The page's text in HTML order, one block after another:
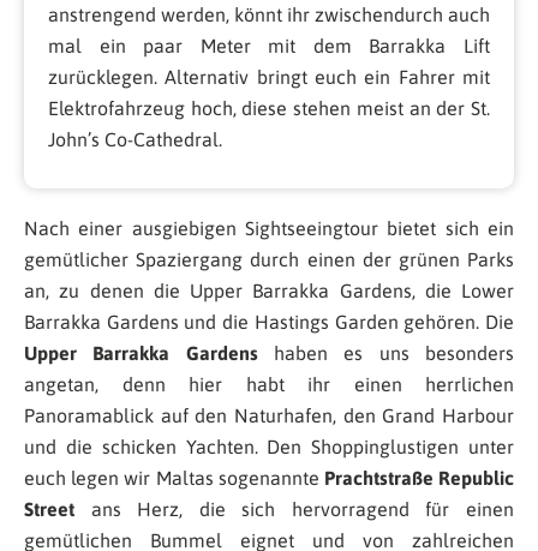
anstrengend werden, könnt ihr zwischendurch auch
mal ein paar Meter mit dem Barrakka Lift
zurücklegen. Alternativ bringt euch ein Fahrer mit
Elektrofahrzeug hoch, diese stehen meist an der St.
John’s Co-Cathedral.
Nach einer ausgiebigen Sightseeingtour bietet sich ein
gemütlicher Spaziergang durch einen der grünen Parks
an, zu denen die Upper Barrakka Gardens, die Lower
Barrakka Gardens und die Hastings Garden gehören. Die
Upper Barrakka Gardenshaben es uns besonders
angetan, denn hier habt ihr einen herrlichen
Panoramablick auf den Naturhafen, den Grand Harbour
und die schicken Yachten. Den Shoppinglustigen unter
euch legen wir Maltas sogenannte Prachtstraße Republic
Street ans Herz, die sich hervorragend für einen
gemütlichen Bummel eignet und von zahlreichen